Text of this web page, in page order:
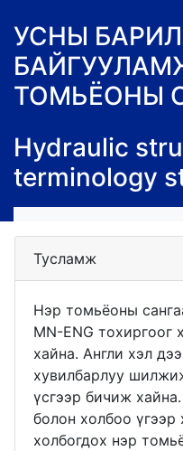
УСНЫ
ТОМЬЁОНЫ
Hydraulic
terminology
Тусламж
Нэр томьёоны
MN-ENG
хайна. Англи хэл
хувилбарлуу
үсгээр бичиж
болон холбоо
холбогдох нэр